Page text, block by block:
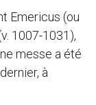
Emericus (ou
1007-1031),
messe a été
à